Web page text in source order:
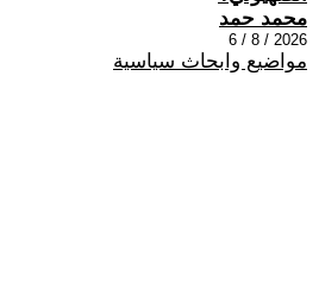
محمد حمد
2026 / 8 / 6
مواضيع وابحاث سياسية